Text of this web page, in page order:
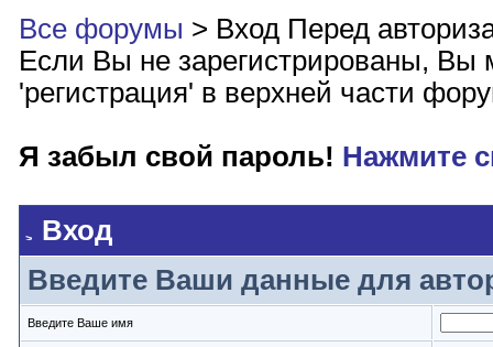
Все форумы > Вход Перед
Если Вы не зарегистрированы, Вы
'регистрация' в верхней части
Я забыл свой пароль! Нажмите
Вход
Введите Ваши данные для
Введите Ваше имя